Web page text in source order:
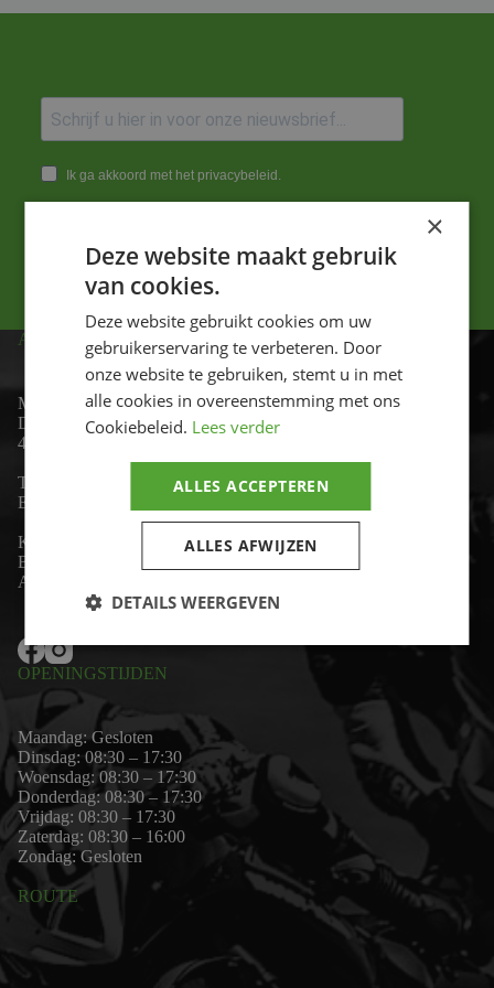
Ik ga akkoord met het privacybeleid.
ADRES
Motor-id
De Lind 17
4841 KC Prinsenbeek
Telefoon:
+31 (0)76 - 54 11 888
Email:
K.v.K: 80530338
B.T.W-nummer: NL861703947B01
Algemene voorwaarden
OPENINGSTIJDEN
Maandag: Gesloten
Dinsdag: 08:30 – 17:30
Woensdag: 08:30 – 17:30
Donderdag: 08:30 – 17:30
Vrijdag: 08:30 – 17:30
Zaterdag: 08:30 – 16:00
Zondag: Gesloten
ROUTE
×
Deze website maakt gebruik
van cookies.
Deze website gebruikt cookies om uw
gebruikerservaring te verbeteren. Door
onze website te gebruiken, stemt u in met
alle cookies in overeenstemming met ons
Cookiebeleid. Lees verder
ALLES ACCEPTEREN
ALLES AFWIJZEN
DETAILS WEERGEVEN